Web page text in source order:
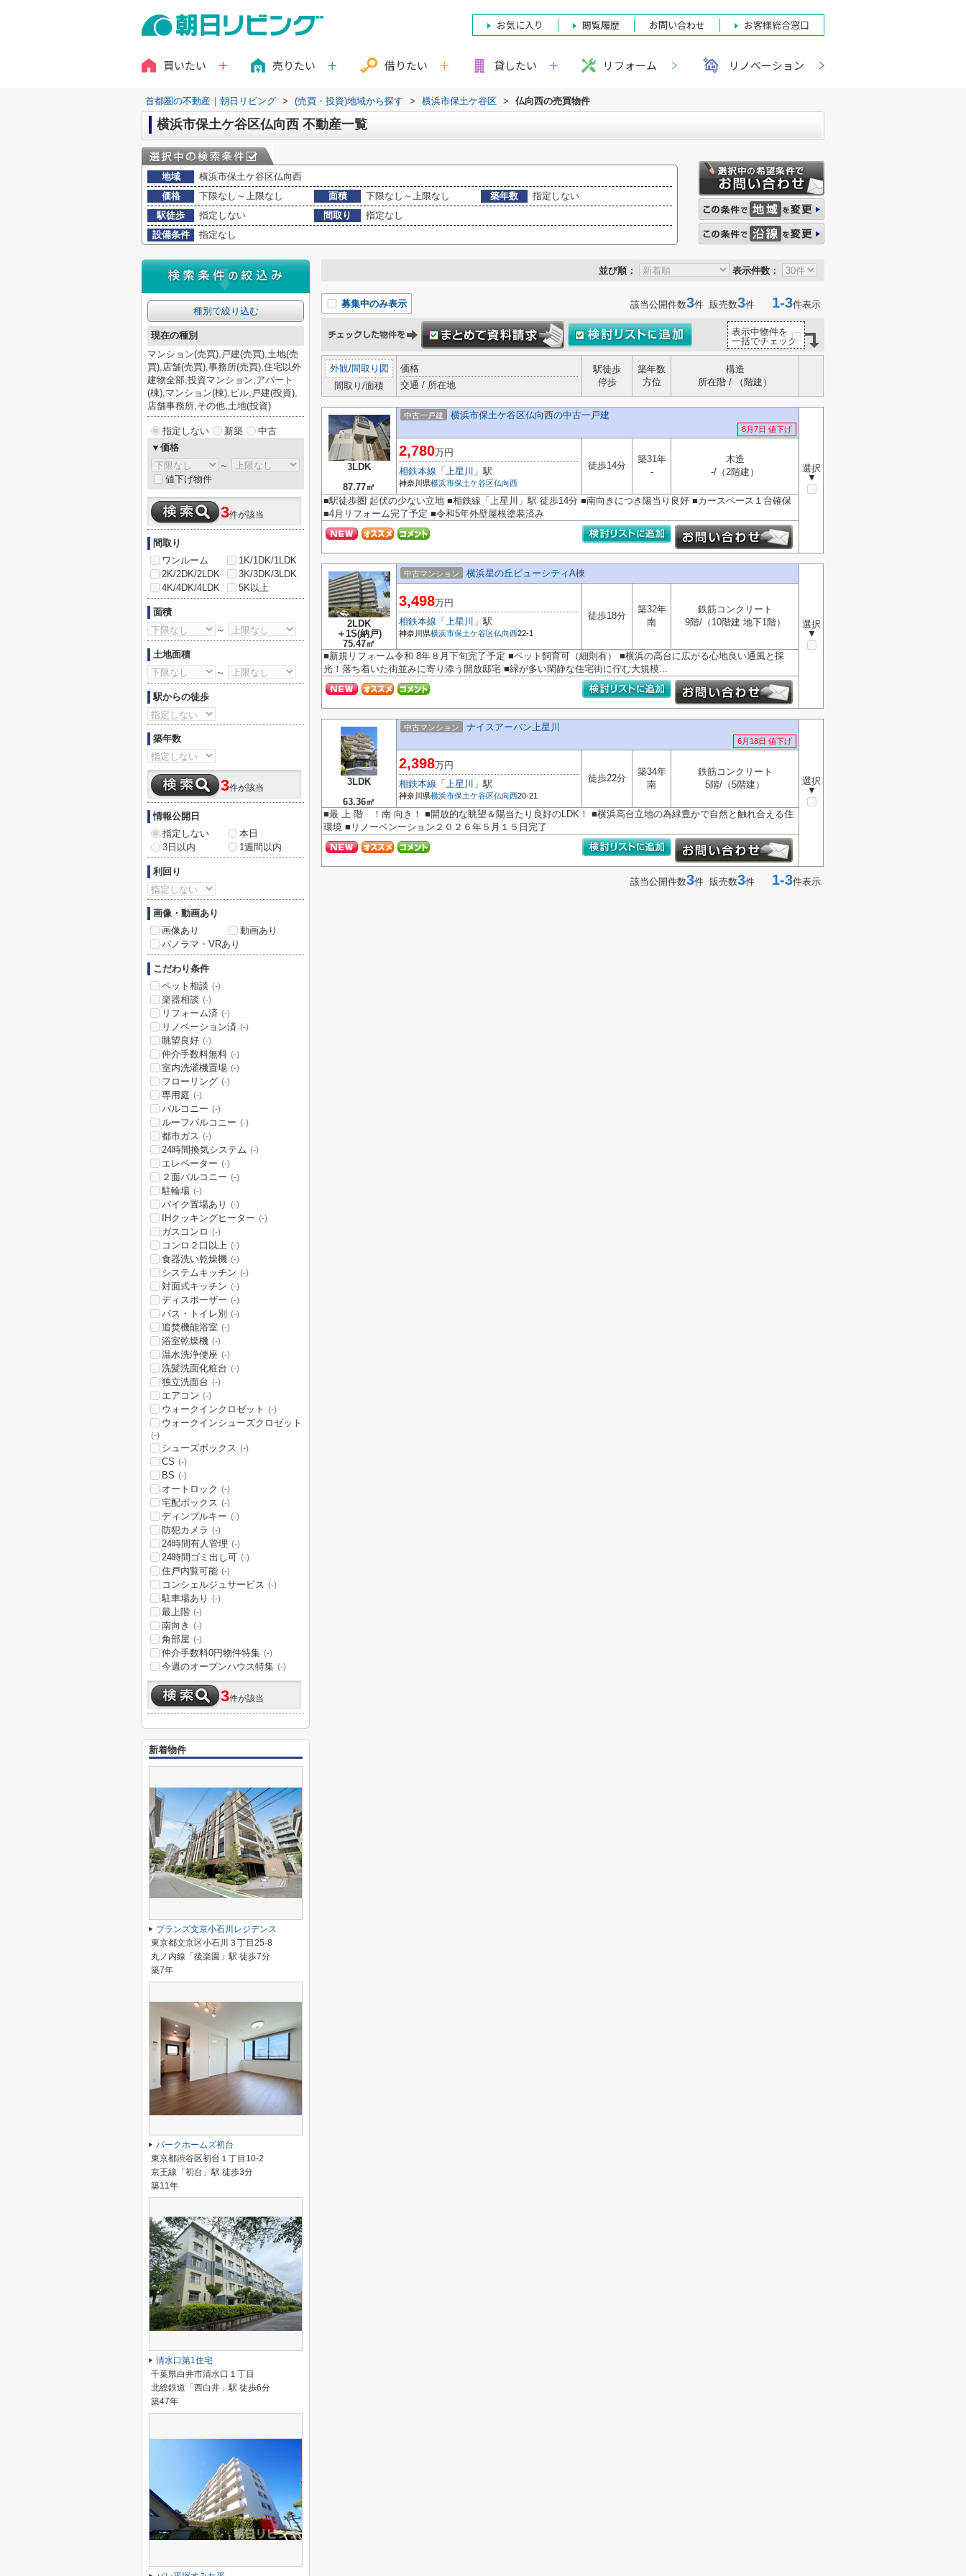
お気に入り 閲覧履歴 お問い合わせ お客様総合窓口
買いたい 売りたい 借りたい 貸したい リフォーム リノベーション
首都圏の不動産｜朝日リビング > (売買・投資)地域から探す > 横浜市保土ケ谷区 > 仏向西の売買物件
横浜市保土ケ谷区仏向西 不動産一覧
地域
横浜市保土ケ谷区仏向西
価格
下限なし～上限なし 面積 下限なし～上限なし 築年数
指定しない
駅徒歩
指定しない 間取り
指定なし
設備条件
指定なし
並び順： 表示件数：
募集中のみ表示 該当公開件数3件 販売数3件 1-3件表示
表示中物件を
一括でチェック
外観/間取り図
間取り/面積
価格
交通 / 所在地
駅徒歩
停歩
築年数
方位
構造
所在階 / （階建）
3LDK
87.77㎡
中古一戸建 横浜市保土ケ谷区仏向西の中古一戸建
8月7日 値下げ
選択
▼
2,780万円
相鉄本線 「 上星川 」駅
神奈川県横浜市保土ケ谷区仏向西
徒歩14分
築31年
-
木造
-/（2階建）
■駅徒歩圏 起伏の少ない立地 ■相鉄線「上星川」駅 徒歩14分 ■南向きにつき陽当り良好 ■カースペース１台確保
■4月リフォーム完了予定 ■令和5年外壁屋根塗装済み
2LDK
＋1S(納戸)
75.47㎡
中古マンション 横浜星の丘ビューシティA棟
選択
▼
3,498万円
相鉄本線 「 上星川 」駅
神奈川県横浜市保土ケ谷区仏向西22-1
徒歩18分
築32年
南
鉄筋コンクリート
9階/（10階建 地下1階）
■新規リフォーム令和 8年８月下旬完了予定 ■ペット飼育可（細則有） ■横浜の高台に広がる心地良い通風と採
光！落ち着いた街並みに寄り添う開放邸宅 ■緑が多い閑静な住宅街に佇む大規模...
3LDK
63.36㎡
中古マンション ナイスアーバン上星川
6月18日 値下げ
選択
▼
2,398万円
相鉄本線 「 上星川 」駅
神奈川県横浜市保土ケ谷区仏向西20-21
徒歩22分
築34年
南
鉄筋コンクリート
5階/（5階建）
■最 上 階 ！南 向き！ ■開放的な眺望＆陽当たり良好のLDK！ ■横浜高台立地の為緑豊かで自然と触れ合える住
環境 ■リノーベンーション２０２６年５月１５日完了
該当公開件数3件 販売数3件 1-3件表示
種別で絞り込む
現在の種別
マンション(売買),戸建(売買),土地(売
買),店舗(売買),事務所(売買),住宅以外
建物全部,投資マンション,アパート
(棟),マンション(棟),ビル,戸建(投資),
店舗事務所,その他,土地(投資)
指定しない 新築
中古
▼価格
～
値下げ物件
3件が該当
間取り
ワンルーム
1K/1DK/1LDK
2K/2DK/2LDK
3K/3DK/3LDK
4K/4DK/4LDK
5K以上
面積
～
土地面積
～
駅からの徒歩
築年数
3件が該当
情報公開日
指定しない
本日
3日以内
1週間以内
利回り
画像・動画あり
画像あり
動画あり
パノラマ・VRあり
こだわり条件
ペット相談 (-)
楽器相談 (-)
リフォーム済 (-)
リノベーション済 (-)
眺望良好 (-)
仲介手数料無料 (-)
室内洗濯機置場 (-)
フローリング (-)
専用庭 (-)
バルコニー (-)
ルーフバルコニー (-)
都市ガス (-)
24時間換気システム (-)
エレベーター (-)
２面バルコニー (-)
駐輪場 (-)
バイク置場あり (-)
IHクッキングヒーター (-)
ガスコンロ (-)
コンロ２口以上 (-)
食器洗い乾燥機 (-)
システムキッチン (-)
対面式キッチン (-)
ディスポーザー (-)
バス・トイレ別 (-)
追焚機能浴室 (-)
浴室乾燥機 (-)
温水洗浄便座 (-)
洗髪洗面化粧台 (-)
独立洗面台 (-)
エアコン (-)
ウォークインクロゼット (-)
ウォークインシューズクロゼット
(-)
シューズボックス (-)
CS (-)
BS (-)
オートロック (-)
宅配ボックス (-)
ディンプルキー (-)
防犯カメラ (-)
24時間有人管理 (-)
24時間ゴミ出し可 (-)
住戸内覧可能 (-)
コンシェルジュサービス (-)
駐車場あり (-)
最上階 (-)
南向き (-)
角部屋 (-)
仲介手数料0円物件特集 (-)
今週のオープンハウス特集 (-)
3件が該当
新着物件
ブランズ文京小石川レジデンス
東京都文京区小石川３丁目25-8
丸ノ内線「後楽園」駅 徒歩7分
築7年
パークホームズ初台
東京都渋谷区初台１丁目10-2
京王線「初台」駅 徒歩3分
築11年
清水口第1住宅
千葉県白井市清水口１丁目
北総鉄道「西白井」駅 徒歩6分
築47年